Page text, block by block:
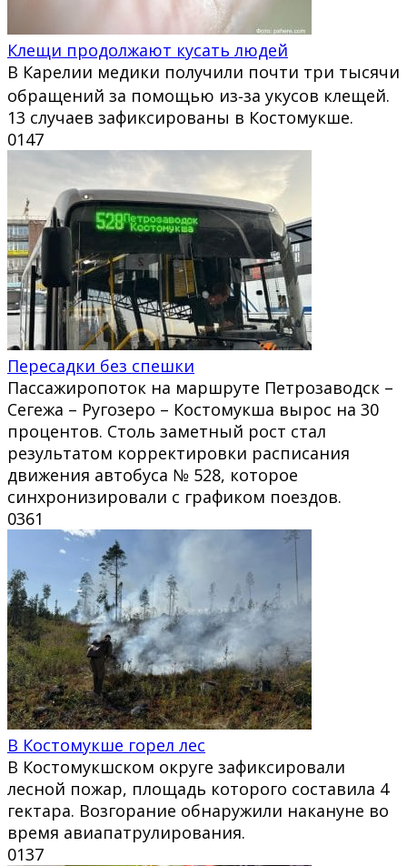
Клещи продолжают кусать людей
В Карелии медики получили почти три тысячи
обращений за помощью из‑за укусов клещей.
13 случаев зафиксированы в Костомукше.
0147
Пересадки без спешки
Пассажиропоток на маршруте Петрозаводск –
Сегежа – Ругозеро – Костомукша вырос на 30
процентов. Столь заметный рост стал
результатом корректировки расписания
движения автобуса № 528, которое
синхронизировали с графиком поездов.
0361
В Костомукше горел лес
В Костомукшском округе зафиксировали
лесной пожар, площадь которого составила 4
гектара. Возгорание обнаружили накануне во
время авиапатрулирования.
0137